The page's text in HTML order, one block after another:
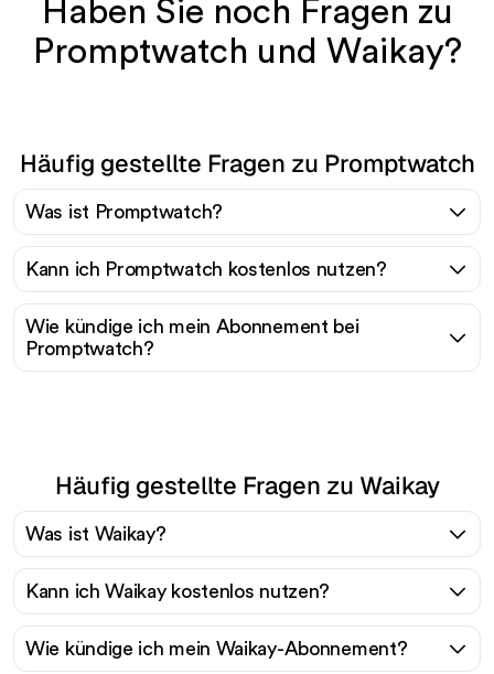
Haben Sie noch Fragen zu
Promptwatch und Waikay?
Häufig gestellte Fragen zu Promptwatch
Was ist Promptwatch?
Kann ich Promptwatch kostenlos nutzen?
Wie kündige ich mein Abonnement bei
Promptwatch?
Häufig gestellte Fragen zu Waikay
Was ist Waikay?
Kann ich Waikay kostenlos nutzen?
Wie kündige ich mein Waikay-Abonnement?